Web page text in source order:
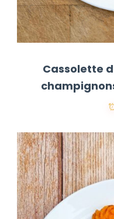
Cassolette